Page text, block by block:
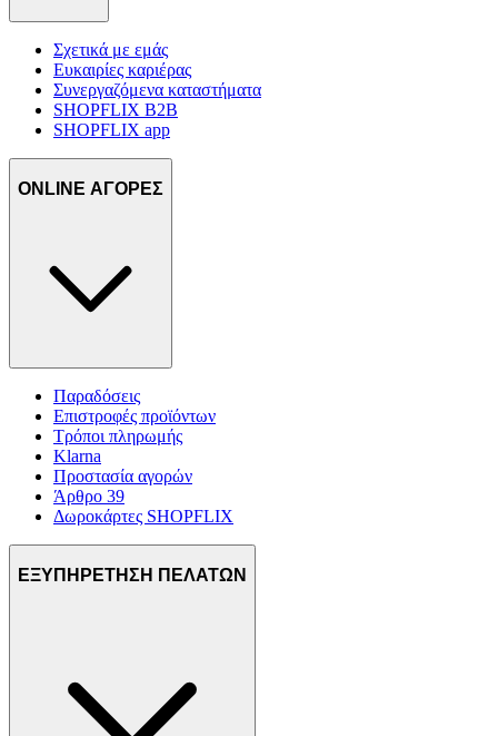
Σχετικά με εμάς
Ευκαιρίες καριέρας
Συνεργαζόμενα καταστήματα
SHOPFLIX B2B
SHOPFLIX app
ONLINE ΑΓΟΡΕΣ
Παραδόσεις
Επιστροφές προϊόντων
Τρόποι πληρωμής
Klarna
Προστασία αγορών
Άρθρο 39
Δωροκάρτες SHOPFLIX
ΕΞΥΠΗΡΕΤΗΣΗ ΠΕΛΑΤΩΝ